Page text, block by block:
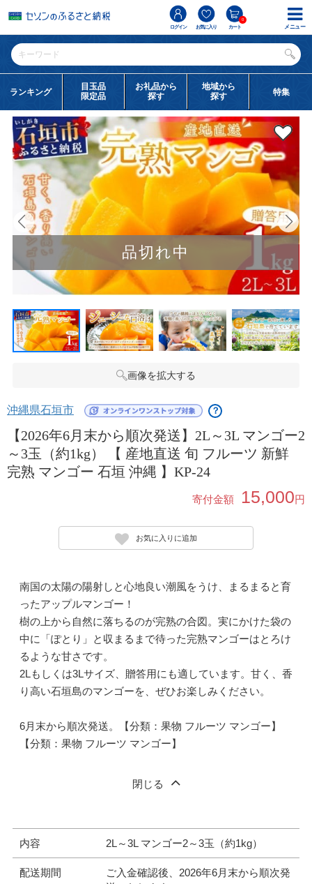
ログイン お気に入り カート
0
ランキング
目玉品
限定品
お礼品から
探す
地域から
探す
特集
品切れ中
画像を拡大する
沖縄県石垣市 ？
【2026年6月末から順次発送】2L～3L マンゴー2
～3玉（約1kg） 【 産地直送 旬 フルーツ 新鮮
完熟 マンゴー 石垣 沖縄 】KP-24
寄付金額 15,000円
お気に入りに追加
南国の太陽の陽射しと心地良い潮風をうけ、まるまると育
ったアップルマンゴー！
樹の上から自然に落ちるのが完熟の合図。実にかけた袋の
中に「ぽとり」と収まるまで待った完熟マンゴーはとろけ
るような甘さです。
2Lもしくは3Lサイズ、贈答用にも適しています。甘く、香
り高い石垣島のマンゴーを、ぜひお楽しみください。
6月末から順次発送。【分類：果物 フルーツ マンゴー】
【分類：果物 フルーツ マンゴー】
閉じる
内容 2L～3L マンゴー2～3玉（約1kg）
配送期間
ご入金確認後、2026年6月末から順次発
メニュー